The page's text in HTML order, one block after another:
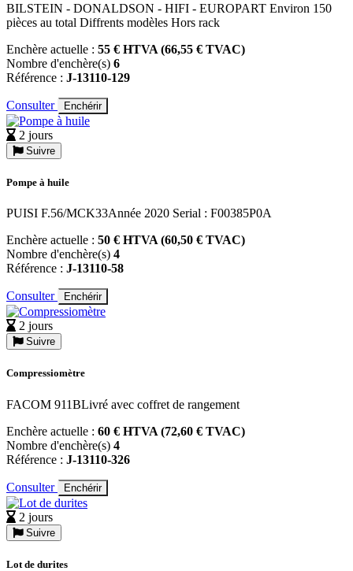
BILSTEIN - DONALDSON - HIFI - EUROPART Environ 150
pièces au total Diffrents modèles Hors rack
Enchère actuelle : 55 € HTVA (66,55 € TVAC)
Nombre d'enchère(s) 6
Référence : J-13110-129
Consulter Enchérir
2 jours
Suivre
Pompe à huile
PUISI F.56/MCK33Année 2020 Serial : F00385P0A
Enchère actuelle : 50 € HTVA (60,50 € TVAC)
Nombre d'enchère(s) 4
Référence : J-13110-58
Consulter Enchérir
2 jours
Suivre
Compressiomètre
FACOM 911BLivré avec coffret de rangement
Enchère actuelle : 60 € HTVA (72,60 € TVAC)
Nombre d'enchère(s) 4
Référence : J-13110-326
Consulter Enchérir
2 jours
Suivre
Lot de durites